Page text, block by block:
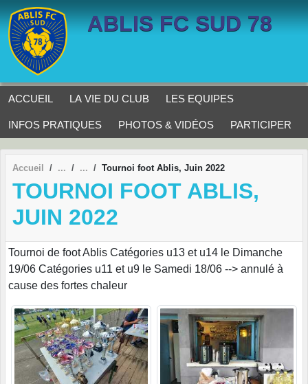
ABLIS FC SUD 78
ACCUEIL LA VIE DU CLUB LES EQUIPES
INFOS PRATIQUES PHOTOS & VIDÉOS PARTICIPER
Accueil Tournoi foot Ablis, Juin 2022
TOURNOI FOOT ABLIS,
JUIN 2022
Tournoi de foot Ablis Catégories u13 et u14 le Dimanche
19/06 Catégories u11 et u9 le Samedi 18/06 --> annulé à
cause des fortes chaleur
Panneau de gestion des cookies